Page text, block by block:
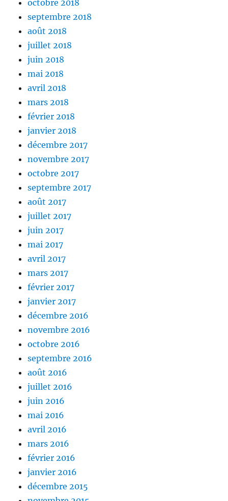
octobre 2018
septembre 2018
août 2018
juillet 2018
juin 2018
mai 2018
avril 2018
mars 2018
février 2018
janvier 2018
décembre 2017
novembre 2017
octobre 2017
septembre 2017
août 2017
juillet 2017
juin 2017
mai 2017
avril 2017
mars 2017
février 2017
janvier 2017
décembre 2016
novembre 2016
octobre 2016
septembre 2016
août 2016
juillet 2016
juin 2016
mai 2016
avril 2016
mars 2016
février 2016
janvier 2016
décembre 2015